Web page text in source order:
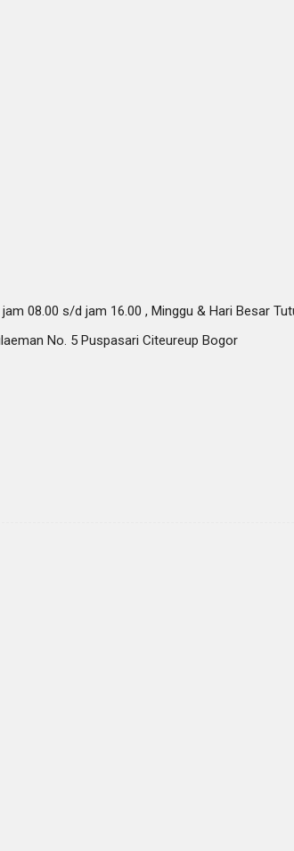
08.00 s/d jam 16.00 , Minggu & Hari Besar
No. 5 Puspasari Citeureup Bogor